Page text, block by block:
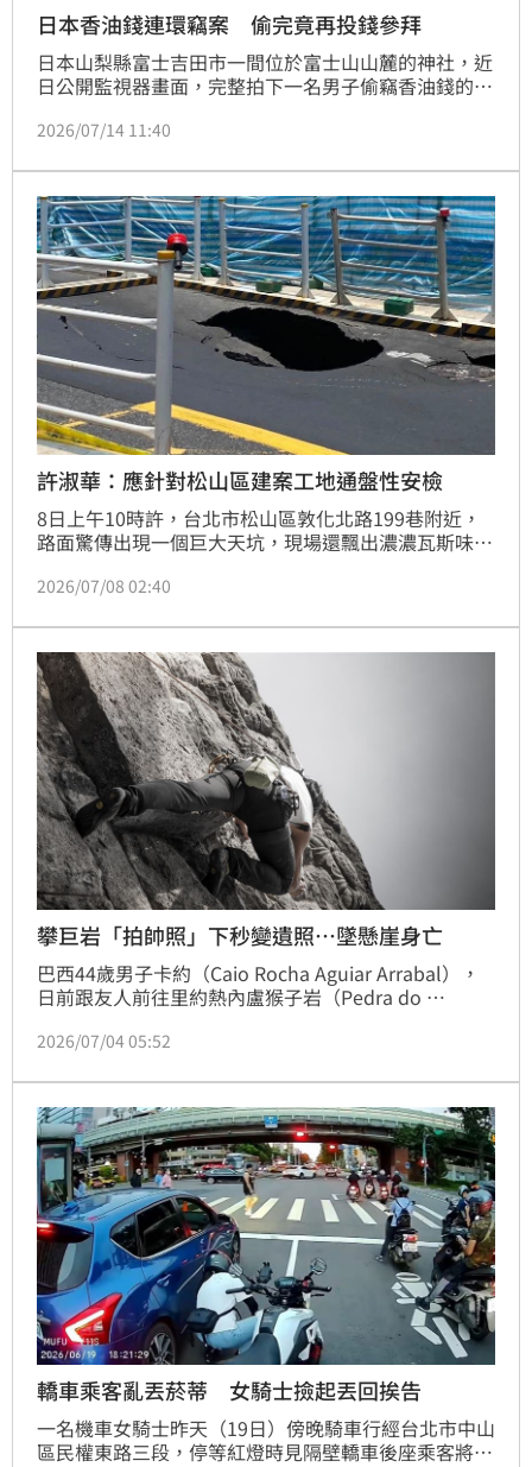
日本香油錢連環竊案 偷完竟再投錢參拜
日本山梨縣富士吉田市一間位於富士山山麓的神社，近
日公開監視器畫面，完整拍下一名男子偷竊香油錢的過
錢再放回賽錢箱，拍手參拜後才離開。
2026/07/14 11:40
許淑華：應針對松山區建案工地通盤性安檢
8日上午10時許，台北市松山區敦化北路199巷附近，
路面驚傳出現一個巨大天坑，現場還飄出濃濃瓦斯味，
續搶修進度與周邊安全情形，並要求相關單位徹查此次
也提醒附近住戶與經過的朋友，請配合現場交管指示，
暫時避免靠近該路段，注意自身安全。
2026/07/08 02:40
攀巨岩「拍帥照」下秒變遺照…墜懸崖身亡
巴西44歲男子卡約（Caio Rocha Aguiar Arrabal），
日前跟友人前往里約熱內盧猴子岩（Pedra do
料，卻不慎失足墜崖，當場身亡，原先的拍攝影片，卻
2026/07/04 05:52
轎車乘客亂丟菸蒂 女騎士撿起丟回挨告
一名機車女騎士昨天（19日）傍晚騎車行經台北市中山
區民權東路三段，停等紅燈時見隔壁轎車後座乘客將菸